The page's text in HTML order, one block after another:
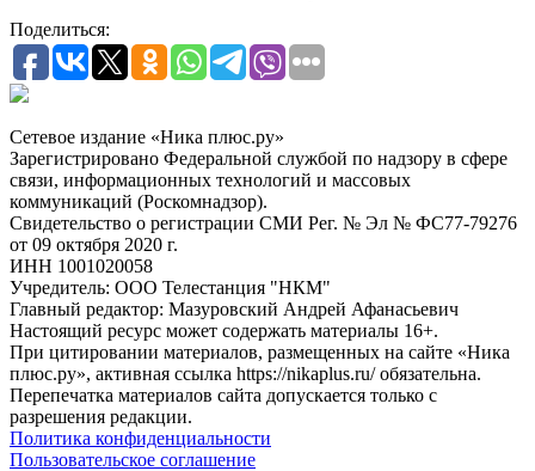
Поделиться:
Сетевое издание «Ника плюс.ру»
Зарегистрировано Федеральной службой по надзору в сфере
связи, информационных технологий и массовых
коммуникаций (Роскомнадзор).
Свидетельство о регистрации СМИ Рег. № Эл № ФС77-79276
от 09 октября 2020 г.
ИНН 1001020058
Учредитель: ООО Телестанция "НКМ"
Главный редактор: Мазуровский Андрей Афанасьевич
Настоящий ресурс может содержать материалы 16+.
При цитировании материалов, размещенных на сайте «Ника
плюс.ру», активная ссылка https://nikaplus.ru/ обязательна.
Перепечатка материалов сайта допускается только с
разрешения редакции.
Политика конфиденциальности
Пользовательское соглашение